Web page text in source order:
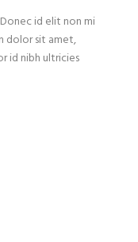
id elit non mi
dolor sit amet,
id nibh ultricies